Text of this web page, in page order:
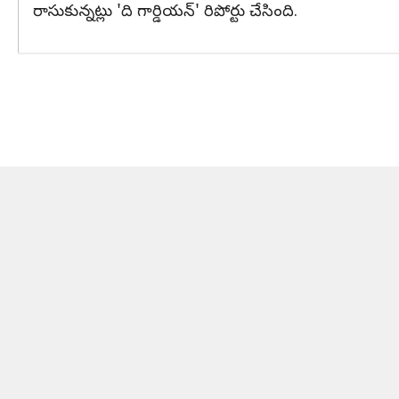
రాసుకున్నట్లు 'ది గార్డియన్' రిపోర్టు చేసింది.